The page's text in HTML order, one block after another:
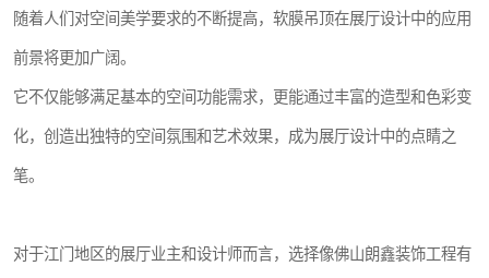
随着人们对空间美学要求的不断提高，软膜吊顶在展厅设计中的应用
前景将更加广阔。
它不仅能够满足基本的空间功能需求，更能通过丰富的造型和色彩变
化，创造出独特的空间氛围和艺术效果，成为展厅设计中的点睛之
笔。
对于江门地区的展厅业主和设计师而言，选择像佛山朗鑫装饰工程有